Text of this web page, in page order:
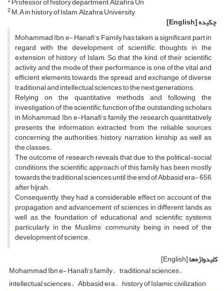
2M.A in history of Islam, Alzahra University
چکیده[English]
Mohammad Ibn e- Hanafi’s Family has taken a significant part in
regard with the development of scientific thoughts in the
extension of history of Islam, So that the kind of their scientific
activity and the mode of their performance is one of the vital and
efficient elements towards the spread and exchange of diverse
traditional and intellectual sciences to the next generations.
Relying on the quantitative methods and following the
investigation of the scientific function of the outstanding scholars
in Mohammad Ibn e-Hanafi’s family, the research quantitatively
presents the information extracted from the reliable sources
concerning the authorities, history, narration, kinship as well as
the classes.
The outcome of research reveals that due to the political-social
conditions, the scientific approach of this family has been mostly
towards the traditional sciences until the end of Abbasid era- 656
after hijrah.
Consequently, they had a considerable effect on account of the
propagation and advancement of sciences in different lands as
well as the foundation of educational and scientific systems
particularly in the Muslims’ community being in need of the
development of science.
کلیدواژه‌ها[English]
Mohammad Ibn e- Hanafi’s family traditional sciences
intellectual sciences Abbasid era history of Islamic civilization